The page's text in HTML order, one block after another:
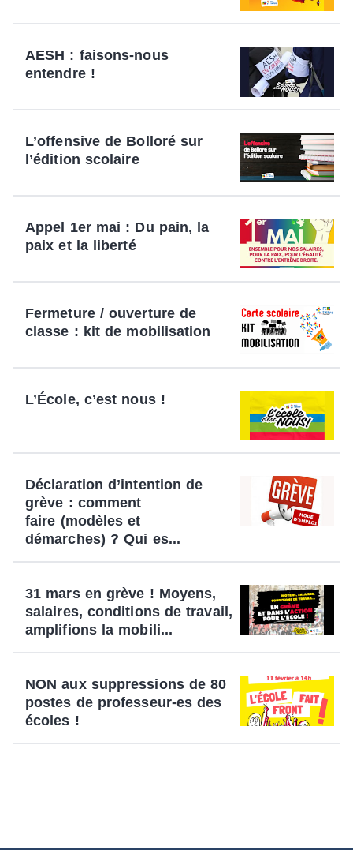
AESH : faisons-nous
entendre !
L’offensive de Bolloré sur
l’édition scolaire
Appel 1er mai : Du pain, la
paix et la liberté
Fermeture / ouverture de
classe : kit de mobilisation
L’École, c’est nous !
Déclaration d’intention de
grève : comment
faire (modèles et
démarches) ? Qui es...
31 mars en grève ! Moyens,
salaires, conditions de travail,
amplifions la mobili...
NON aux suppressions de 80
postes de professeur-es des
écoles !